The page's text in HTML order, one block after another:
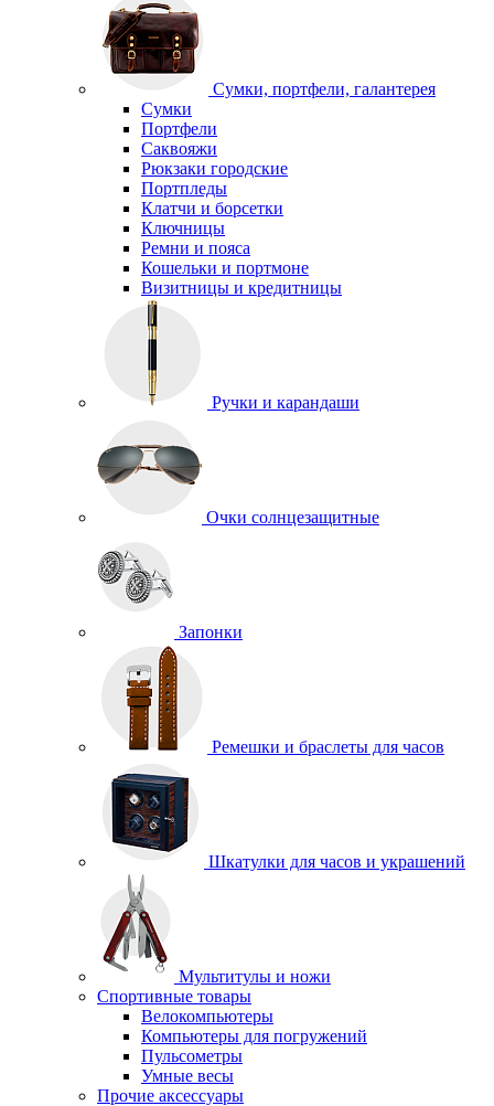
Сумки, портфели, галантерея
Сумки
Портфели
Саквояжи
Рюкзаки городские
Портпледы
Клатчи и борсетки
Ключницы
Ремни и пояса
Кошельки и портмоне
Визитницы и кредитницы
Ручки и карандаши
Очки солнцезащитные
Запонки
Ремешки и браслеты для часов
Шкатулки для часов и украшений
Мультитулы и ножи
Спортивные товары
Велокомпьютеры
Компьютеры для погружений
Пульсометры
Умные весы
Прочие аксессуары